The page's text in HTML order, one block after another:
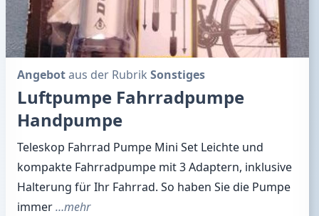
Angebotaus der Rubrik Sonstiges
Luftpumpe Fahrradpumpe
Handpumpe
Teleskop Fahrrad Pumpe Mini Set Leichte und
kompakte Fahrradpumpe mit 3 Adaptern, inklusive
Halterung für Ihr Fahrrad. So haben Sie die Pumpe
immer…mehr